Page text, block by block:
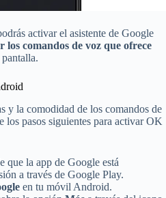
activar el asistente de Google
los comandos de voz que ofrece
y la comodidad de los comandos de
los pasos siguientes para activar OK
que la app de Google está
a través de Google Play.
en tu móvil Android.